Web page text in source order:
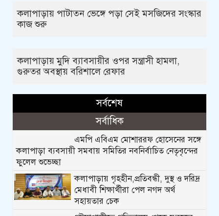
কলাপাড়ায় পাটাতন ভেঙ্গে পড়া সেই মসজিদের সংস্কার
কাজ শুরু
কলাপাড়ায় মুদি ব্যাবসায়ীর ওপর সন্ত্রাসী হামলা,
গুরুতর অবস্থায় বরিশালে রেফার
সর্বশেষ
সর্বাধিক
এমপি এবিএম মোশাররফ হোসেনের সঙ্গে
কলাপাড়া ব্যবসায়ী সমবায় সমিতির নবনির্বাচিত নেতৃবৃন্দের
ফুলেল শুভেচ্ছা
কলাপাড়ায় গৃহহীন,প্রতিবন্ধী, দুস্থ ও দরিদ্র
মেধাবী শিক্ষার্থীরা পেল নগদ অর্থ
সহায়তার চেক